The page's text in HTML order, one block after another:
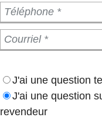
J'ai une question
J'ai une question
revendeur